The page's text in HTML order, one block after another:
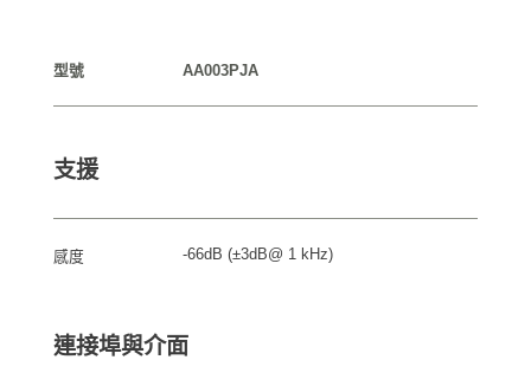
型號 AA003PJA
支援
感度 -66dB (±3dB@ 1 kHz)
連接埠與介面